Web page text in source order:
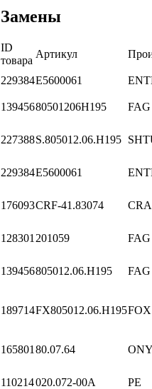
Замены
ID
товара
Артикул
229384E5600061
13945680501206H195 FAG
227388S.805012.06.H195
229384E5600061
176093CRF-41.83074
128301 201059 FAG
139456805012.06.H195 FAG
189714FX805012.06.H195FOX
165801 80.07.64
110214020.072-00A PE